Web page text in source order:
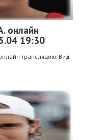
онлайн
19:30
трансляцию. Вид